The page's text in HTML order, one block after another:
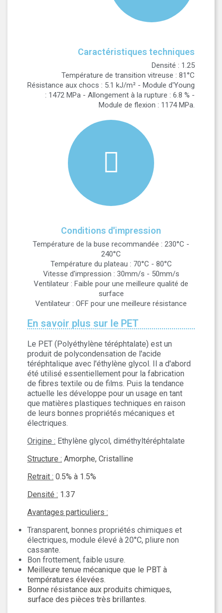
Caractéristiques techniques
Densité : 1.25
Température de transition vitreuse : 81°C
Résistance aux chocs : 5.1 kJ/m² - Module d'Young
: 1472 MPa - Allongement à la rupture : 6.8 % -
Module de flexion : 1174 MPa.
Conditions d'impression
Température de la buse recommandée : 230°C -
240°C
Température du plateau : 70°C - 80°C
Vitesse d'impression : 30mm/s - 50mm/s
Ventilateur : Faible pour une meilleure qualité de
surface
Ventilateur : OFF pour une meilleure résistance
En savoir plus sur le PET
Le PET (Polyéthylène téréphtalate) est un
produit de polycondensation de l'acide
téréphtalique avec l'éthylène glycol. Il a d'abord
été utilisé essentiellement pour la fabrication
de fibres textile ou de films. Puis la tendance
actuelle les développe pour un usage en tant
que matières plastiques techniques en raison
de leurs bonnes propriétés mécaniques et
électriques.
Origine : Ethylène glycol, diméthyltéréphtalate
Structure : Amorphe, Cristalline
Retrait : 0.5% à 1.5%
Densité : 1.37
Avantages particuliers :
Transparent, bonnes propriétés chimiques et
électriques, module élevé à 20°C, pliure non
cassante.
Bon frottement, faible usure.
Meilleure tenue mécanique que le PBT à
températures élevées.
Bonne résistance aux produits chimiques,
surface des pièces très brillantes.